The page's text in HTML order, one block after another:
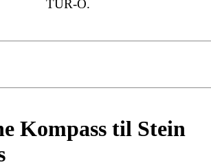
TUR-O.
Kompass til Stein